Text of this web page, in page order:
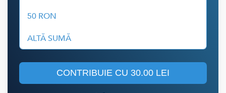
50 RON
ALTĂ SUMĂ
CONTRIBUIE CU 30.00 LEI